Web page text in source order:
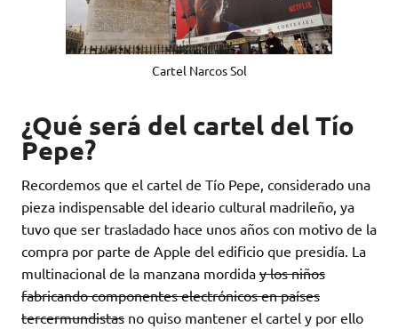
Cartel Narcos Sol
¿Qué será del cartel del Tío
Pepe?
Recordemos que el cartel de Tío Pepe, considerado una
pieza indispensable del ideario cultural madrileño, ya
tuvo que ser trasladado hace unos años con motivo de la
compra por parte de Apple del edificio que presidía. La
multinacional de la manzana mordida y los niños
fabricando componentes electrónicos en países
tercermundistas no quiso mantener el cartel y por ello